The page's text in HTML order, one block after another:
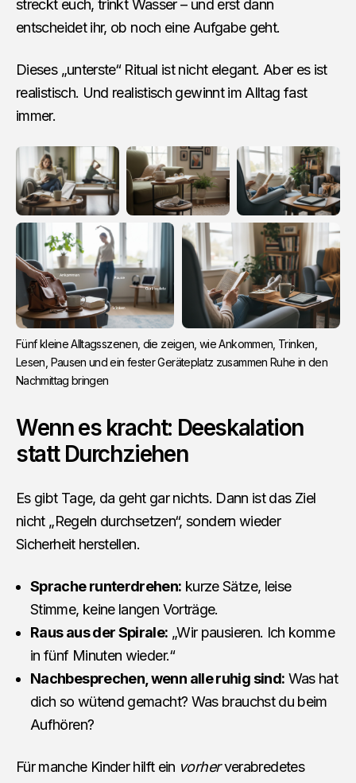
streckt euch, trinkt Wasser – und erst dann
entscheidet ihr, ob noch eine Aufgabe geht.
Dieses „unterste“ Ritual ist nicht elegant. Aber es ist
realistisch. Und realistisch gewinnt im Alltag fast
immer.
Fünf kleine Alltagsszenen, die zeigen, wie Ankommen, Trinken,
Lesen, Pausen und ein fester Geräteplatz zusammen Ruhe in den
Nachmittag bringen
Wenn es kracht: Deeskalation
statt Durchziehen
Es gibt Tage, da geht gar nichts. Dann ist das Ziel
nicht „Regeln durchsetzen“, sondern wieder
Sicherheit herstellen.
Sprache runterdrehen: kurze Sätze, leise
Stimme, keine langen Vorträge.
Raus aus der Spirale: „Wir pausieren. Ich komme
in fünf Minuten wieder.“
Nachbesprechen, wenn alle ruhig sind: Was hat
dich so wütend gemacht? Was brauchst du beim
Aufhören?
Für manche Kinder hilft ein vorherverabredetes